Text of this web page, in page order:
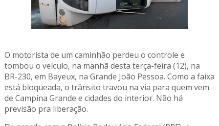
O motorista de um caminhão perdeu o controle e
tombou o veículo, na manhã desta terça-feira (12), na
BR-230, em Bayeux, na Grande João Pessoa. Como a faixa
está bloqueada, o trânsito travou na via para quem vem
de Campina Grande e cidades do interior. Não há
previsão pra liberação.